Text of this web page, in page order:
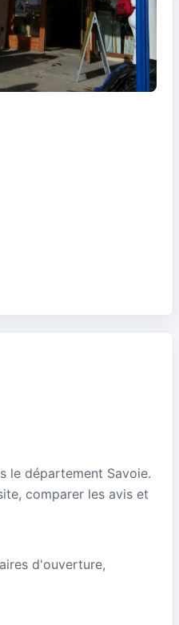
le département Savoie.
comparer les avis et
d'ouverture,